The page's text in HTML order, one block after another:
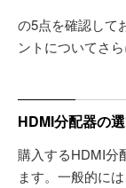
の5点を確認して
ントについてさ
HDMI分配器の
購入するHDMI分
ます。一般的に